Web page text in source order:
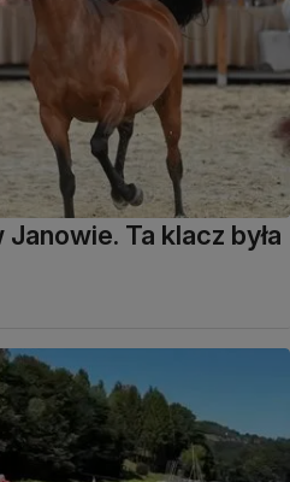
Ta klacz była